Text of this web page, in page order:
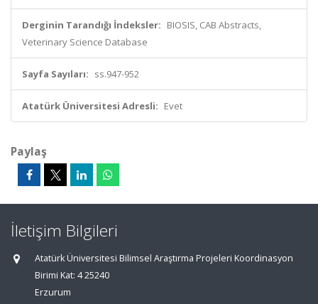
Derginin Tarandığı İndeksler: BIOSIS, CAB Abstracts,
Veterinary Science Database
Sayfa Sayıları: ss.947-952
Atatürk Üniversitesi Adresli: Evet
Paylaş
İletişim Bilgileri
Atatürk Üniversitesi Bilimsel Araştırma Projeleri Koordinasyon
Birimi Kat: 4 25240
Erzurum